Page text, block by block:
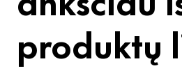
produktų